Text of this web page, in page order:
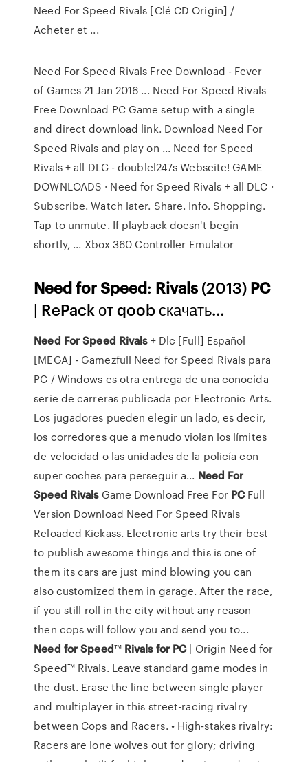
Need For Speed Rivals [Clé CD Origin] /
Acheter et ...
Need For Speed Rivals Free Download - Fever
of Games 21 Jan 2016 ... Need For Speed Rivals
Free Download PC Game setup with a single
and direct download link. Download Need For
Speed Rivals and play on ... Need for Speed
Rivals + all DLC - doublel247s Webseite! GAME
DOWNLOADS · Need for Speed Rivals + all DLC ·
Subscribe. Watch later. Share. Info. Shopping.
Tap to unmute. If playback doesn't begin
shortly, ... Xbox 360 Controller Emulator
NeedforSpeed: Rivals (2013) PC
| RePack от qoob скачать…
Need For Speed Rivals+ Dlc [Full] Español
[MEGA] - Gamezfull Need for Speed Rivals para
PC / Windows es otra entrega de una conocida
serie de carreras publicada por Electronic Arts.
Los jugadores pueden elegir un lado, es decir,
los corredores que a menudo violan los límites
de velocidad o las unidades de la policía con
super coches para perseguir a... Need For
Speed RivalsGame Download Free For PCFull
Version Download Need For Speed Rivals
Reloaded Kickass. Electronic arts try their best
to publish awesome things and this is one of
them its cars are just mind blowing you can
also customized them in garage. After the race,
if you still roll in the city without any reason
then cops will follow you and send you to...
Need for Speed™ Rivals for PC| Origin Need for
Speed™ Rivals. Leave standard game modes in
the dust. Erase the line between single player
and multiplayer in this street-racing rivalry
between Cops and Racers. • High-stakes rivalry:
Racers are lone wolves out for glory; driving